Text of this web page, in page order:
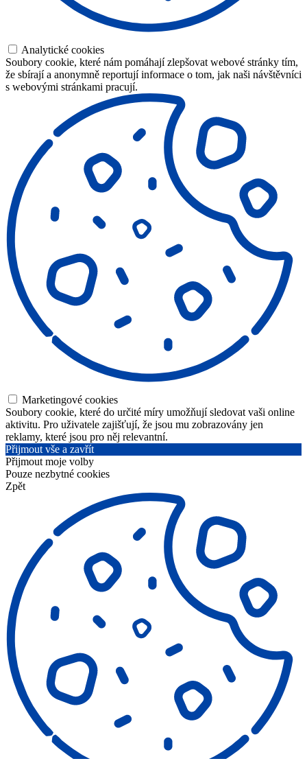
Analytické cookies
Soubory cookie, které nám pomáhají zlepšovat webové stránky tím,
že sbírají a anonymně reportují informace o tom, jak naši návštěvníci
s webovými stránkami pracují.
Marketingové cookies
Soubory cookie, které do určité míry umožňují sledovat vaši online
aktivitu. Pro uživatele zajišťují, že jsou mu zobrazovány jen
reklamy, které jsou pro něj relevantní.
Přijmout vše a zavřít
Přijmout moje volby
Pouze nezbytné cookies
Zpět